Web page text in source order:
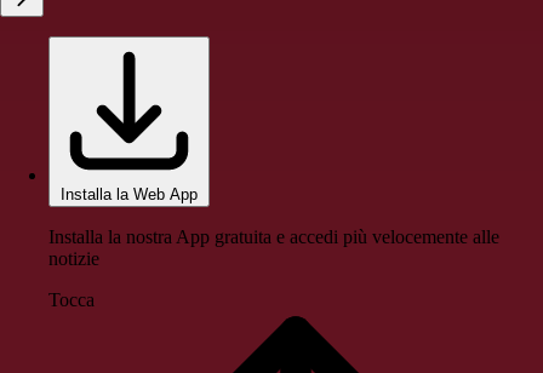
Installa la Web App
Installa la nostra App gratuita e accedi più velocemente alle
notizie
Tocca